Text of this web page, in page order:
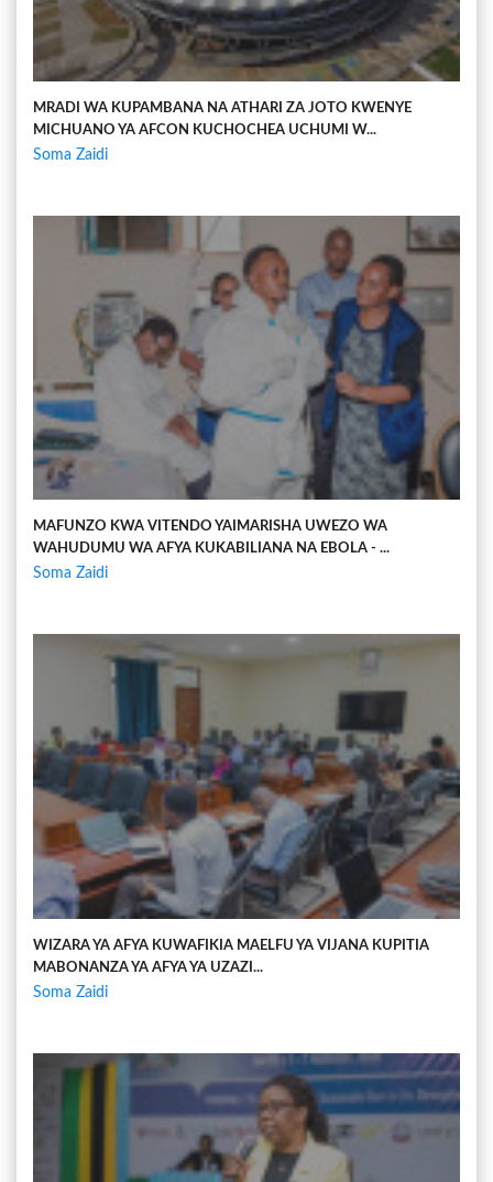
MRADI WA KUPAMBANA NA ATHARI ZA JOTO KWENYE
MICHUANO YA AFCON KUCHOCHEA UCHUMI W...
Soma Zaidi
MAFUNZO KWA VITENDO YAIMARISHA UWEZO WA
WAHUDUMU WA AFYA KUKABILIANA NA EBOLA - ...
Soma Zaidi
WIZARA YA AFYA KUWAFIKIA MAELFU YA VIJANA KUPITIA
MABONANZA YA AFYA YA UZAZI...
Soma Zaidi